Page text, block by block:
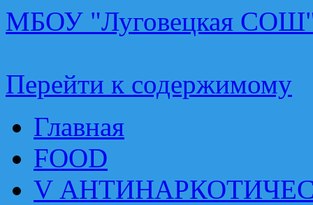
МБОУ "Луговецкая
Перейти к содержимому
Главная
FOOD
V